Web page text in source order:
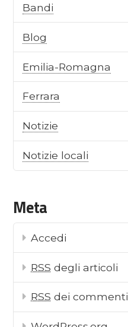
Bandi
Blog
Emilia-Romagna
Ferrara
Notizie
Notizie locali
Meta
Accedi
RSS degli articoli
RSS dei commenti